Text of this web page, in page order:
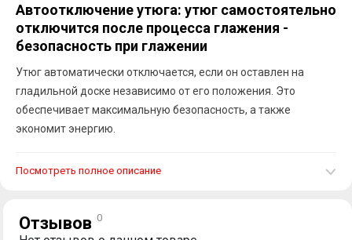
Автоотключение утюга: утюг самостоятельно
отключится после процесса глажения -
безопасность при глажении
Утюг автоматически отключается, если он оставлен на
гладильной доске независимо от его положения. Это
обеспечивает максимальную безопасность, а также
экономит энергию.
Посмотреть полное описание
Отзывов 0